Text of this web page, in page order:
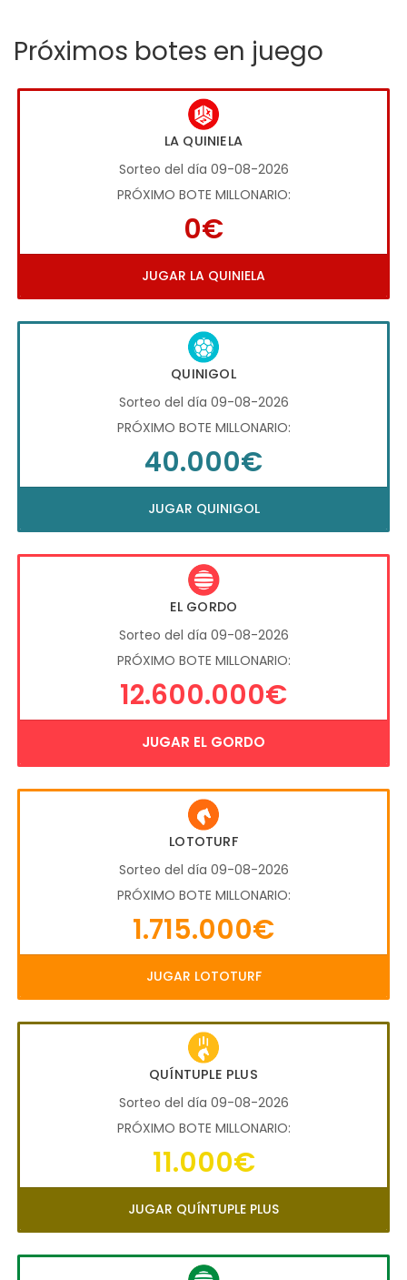
Próximos botes en juego
LA QUINIELA
Sorteo del día 09-08-2026
PRÓXIMO BOTE MILLONARIO:
0€
JUGAR LA QUINIELA
QUINIGOL
Sorteo del día 09-08-2026
PRÓXIMO BOTE MILLONARIO:
40.000€
JUGAR QUINIGOL
EL GORDO
Sorteo del día 09-08-2026
PRÓXIMO BOTE MILLONARIO:
12.600.000€
JUGAR EL GORDO
LOTOTURF
Sorteo del día 09-08-2026
PRÓXIMO BOTE MILLONARIO:
1.715.000€
JUGAR LOTOTURF
QUÍNTUPLE PLUS
Sorteo del día 09-08-2026
PRÓXIMO BOTE MILLONARIO:
11.000€
JUGAR QUÍNTUPLE PLUS